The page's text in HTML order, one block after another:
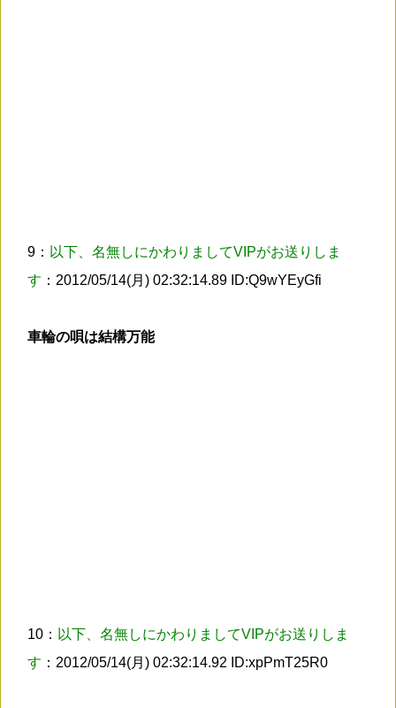
9： 以下、名無しにかわりましてVIPがお送りしま
す ：2012/05/14(月) 02:32:14.89 ID:Q9wYEyGfi
車輪の唄は結構万能
10： 以下、名無しにかわりましてVIPがお送りしま
す ：2012/05/14(月) 02:32:14.92 ID:xpPmT25R0